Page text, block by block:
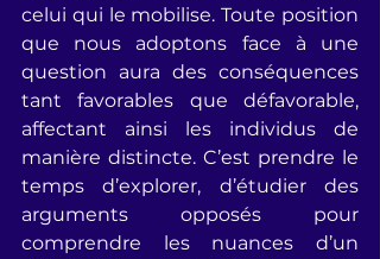
celui qui le mobilise. Toute position
que nous adoptons face à une
question aura des conséquences
tant favorables que défavorable,
affectant ainsi les individus de
manière distincte. C’est prendre le
temps d’explorer, d’étudier des
arguments opposés pour
comprendre les nuances d’un